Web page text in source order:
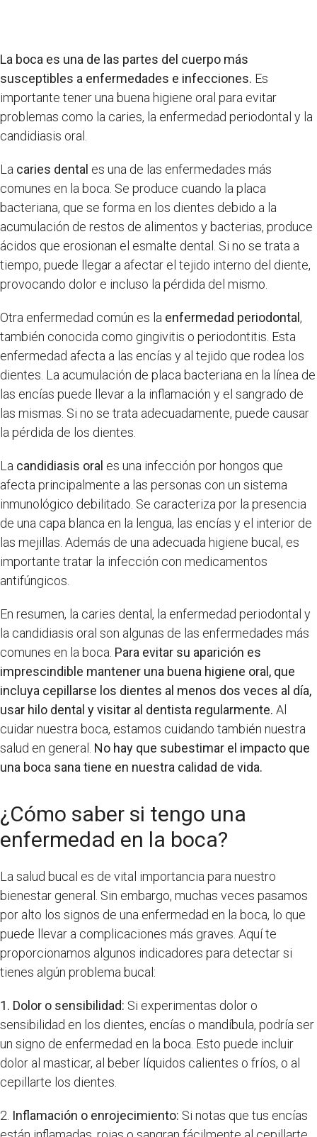
La boca es una de las partes del cuerpo más
susceptibles a enfermedades e infecciones. Es
importante tener una buena higiene oral para evitar
problemas como la caries, la enfermedad periodontal y la
candidiasis oral.
La caries dental es una de las enfermedades más
comunes en la boca. Se produce cuando la placa
bacteriana, que se forma en los dientes debido a la
acumulación de restos de alimentos y bacterias, produce
ácidos que erosionan el esmalte dental. Si no se trata a
tiempo, puede llegar a afectar el tejido interno del diente,
provocando dolor e incluso la pérdida del mismo.
Otra enfermedad común es la enfermedad periodontal ,
también conocida como gingivitis o periodontitis. Esta
enfermedad afecta a las encías y al tejido que rodea los
dientes. La acumulación de placa bacteriana en la línea de
las encías puede llevar a la inflamación y el sangrado de
las mismas. Si no se trata adecuadamente, puede causar
la pérdida de los dientes.
La candidiasis oral es una infección por hongos que
afecta principalmente a las personas con un sistema
inmunológico debilitado. Se caracteriza por la presencia
de una capa blanca en la lengua, las encías y el interior de
las mejillas. Además de una adecuada higiene bucal, es
importante tratar la infección con medicamentos
antifúngicos.
En resumen, la caries dental, la enfermedad periodontal y
la candidiasis oral son algunas de las enfermedades más
comunes en la boca. Para evitar su aparición es
imprescindible mantener una buena higiene oral, que
incluya cepillarse los dientes al menos dos veces al día,
usar hilo dental y visitar al dentista regularmente. Al
cuidar nuestra boca, estamos cuidando también nuestra
salud en general. No hay que subestimar el impacto que
una boca sana tiene en nuestra calidad de vida.
¿Cómo saber si tengo una
enfermedad en la boca?
La salud bucal es de vital importancia para nuestro
bienestar general. Sin embargo, muchas veces pasamos
por alto los signos de una enfermedad en la boca, lo que
puede llevar a complicaciones más graves. Aquí te
proporcionamos algunos indicadores para detectar si
tienes algún problema bucal:
1. Dolor o sensibilidad: Si experimentas dolor o
sensibilidad en los dientes, encías o mandíbula, podría ser
un signo de enfermedad en la boca. Esto puede incluir
dolor al masticar, al beber líquidos calientes o fríos, o al
cepillarte los dientes.
2. Inflamación o enrojecimiento: Si notas que tus encías